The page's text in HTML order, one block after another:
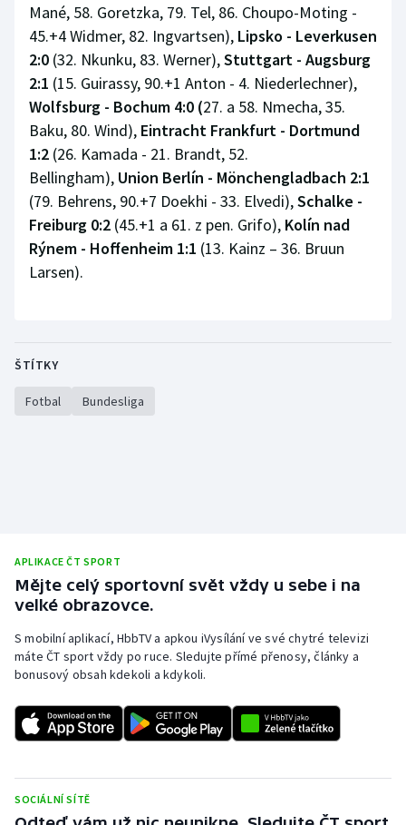
Mané, 58. Goretzka, 79. Tel, 86. Choupo-Moting -
45.+4 Widmer, 82. Ingvartsen), Lipsko - Leverkusen
2:0 (32. Nkunku, 83. Werner),Stuttgart - Augsburg
2:1 (15. Guirassy, 90.+1 Anton - 4. Niederlechner),
Wolfsburg - Bochum 4:0 (27. a 58. Nmecha, 35.
Baku, 80. Wind), Eintracht Frankfurt - Dortmund
1:2 (26. Kamada - 21. Brandt, 52.
Bellingham), Union Berlín - Mönchengladbach 2:1
(79. Behrens, 90.+7 Doekhi - 33. Elvedi),Schalke -
Freiburg 0:2 (45.+1 a 61. z pen. Grifo), Kolín nad
Rýnem - Hoffenheim 1:1 (13. Kainz – 36. Bruun
Larsen).
ŠTÍTKY
Fotbal Bundesliga
APLIKACE ČT SPORT
Mějte celý sportovní svět vždy u sebe i na
velké obrazovce.
S mobilní aplikací, HbbTV a apkou iVysílání ve své chytré televizi
máte ČT sport vždy po ruce. Sledujte přímé přenosy, články a
bonusový obsah kdekoli a kdykoli.
SOCIÁLNÍ SÍTĚ